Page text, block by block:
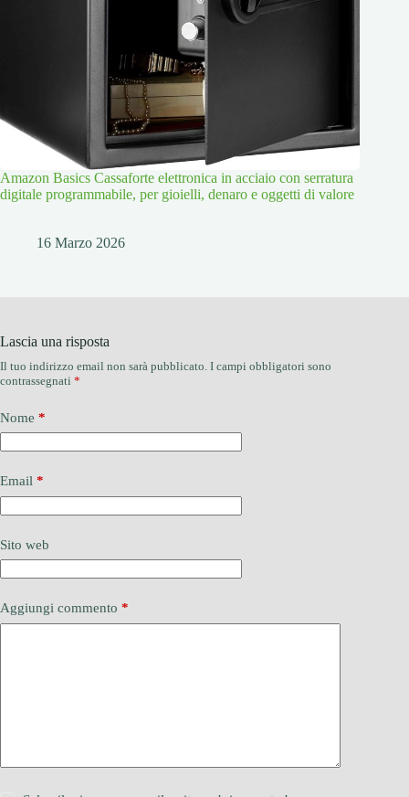
Amazon Basics Cassaforte elettronica in acciaio con serratura
digitale programmabile, per gioielli, denaro e oggetti di valore
16 Marzo 2026
Lascia una risposta
Il tuo indirizzo email non sarà pubblicato. I campi obbligatori sono
contrassegnati *
Nome *
Email *
Sito web
Aggiungi commento *